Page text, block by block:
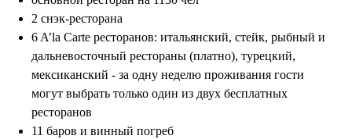
2 снэк-ресторана
6 A’la Carte ресторанов: итальянский, стейк, рыбный и
дальневосточный рестораны (платно), турецкий,
мексиканский - за одну неделю проживания гости
могут выбрать только один из двух бесплатных
ресторанов
11 баров и винный погреб